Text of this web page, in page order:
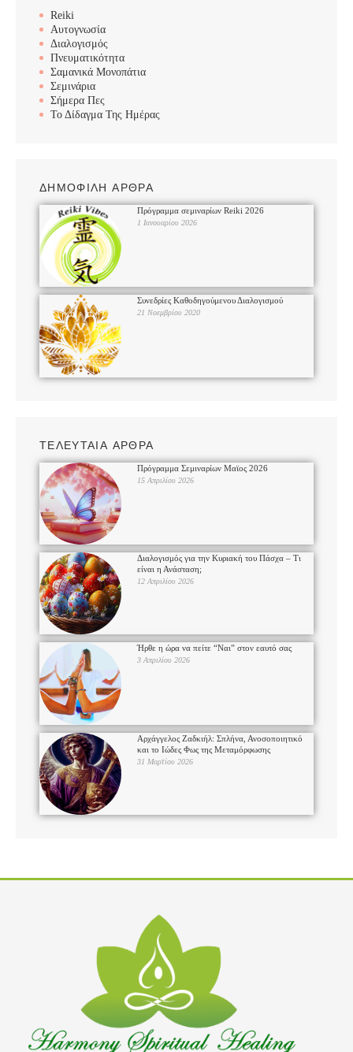
Reiki
Αυτογνωσία
Διαλογισμός
Πνευματικότητα
Σαμανικά Μονοπάτια
Σεμινάρια
Σήμερα Πες
Το Δίδαγμα Της Ημέρας
ΔΗΜΟΦΙΛΗ ΑΡΘΡΑ
Πρόγραμμα σεμιναρίων Reiki 2026
1 Ιανουαρίου 2026
Συνεδρίες Καθοδηγούμενου Διαλογισμού
21 Νοεμβρίου 2020
ΤΕΛΕΥΤΑΙΑ ΑΡΘΡΑ
Πρόγραμμα Σεμιναρίων Μαϊος 2026
15 Απριλίου 2026
Διαλογισμός για την Κυριακή του Πάσχα – Τι
είναι η Ανάσταση;
12 Απριλίου 2026
Ήρθε η ώρα να πείτε “Ναι” στον εαυτό σας
3 Απριλίου 2026
Αρχάγγελος Ζαδκιήλ: Σπλήνα, Ανοσοποιητικό
και το Ιώδες Φως της Μεταμόρφωσης
31 Μαρτίου 2026